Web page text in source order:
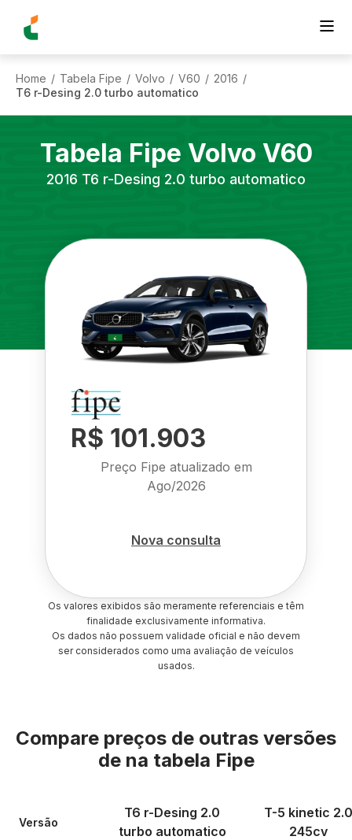
Home / Tabela Fipe / Volvo / V60 / 2016 /
T6 r-Desing 2.0 turbo automatico
Tabela Fipe Volvo V60
2016 T6 r-Desing 2.0 turbo automatico
R$ 101.903
Preço Fipe atualizado em
Ago/2026
Nova consulta
Os valores exibidos são meramente referenciais e têm
finalidade exclusivamente informativa.
Os dados não possuem validade oficial e não devem
ser considerados como uma avaliação de veículos
usados.
Compare preços de outras versões
de na tabela Fipe
Versão
T6 r-Desing 2.0
turbo automatico
T-5 kinetic 2.0
245cv